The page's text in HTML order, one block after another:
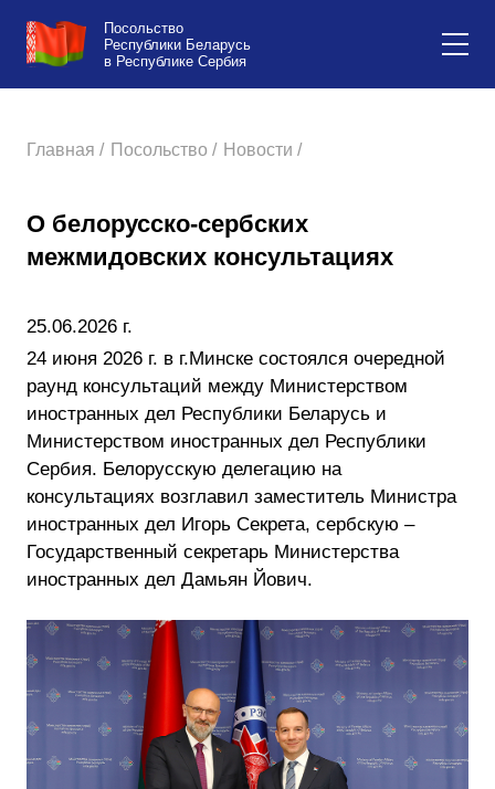
Посольство
Республики Беларусь
в Республике Сербия
Главная / Посольство / Новости /
О белорусско-сербских
межмидовских консультациях
25.06.2026 г.
24 июня 2026 г. в г.Минске состоялся очередной
раунд консультаций между Министерством
иностранных дел Республики Беларусь и
Министерством иностранных дел Республики
Сербия. Белорусскую делегацию на
консультациях возглавил заместитель Министра
иностранных дел Игорь Секрета, сербскую –
Государственный секретарь Министерства
иностранных дел Дамьян Йович.